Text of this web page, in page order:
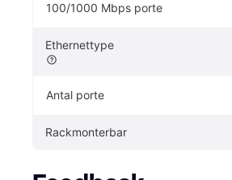
100/1000 Mbps porte
Ethernettype
Antal porte
Rackmonterbar